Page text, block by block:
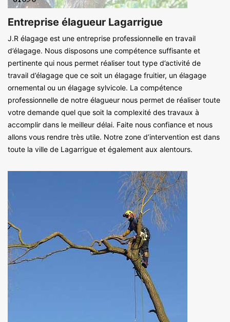
Entreprise élagueur Lagarrigue
J.R élagage est une entreprise professionnelle en travail
d’élagage. Nous disposons une compétence suffisante et
pertinente qui nous permet réaliser tout type d’activité de
travail d’élagage que ce soit un élagage fruitier, un élagage
ornemental ou un élagage sylvicole. La compétence
professionnelle de notre élagueur nous permet de réaliser toute
votre demande quel que soit la complexité des travaux à
accomplir dans le meilleur délai. Faite nous confiance et nous
allons vous rendre très utile. Notre zone d’intervention est dans
toute la ville de Lagarrigue et également aux alentours.